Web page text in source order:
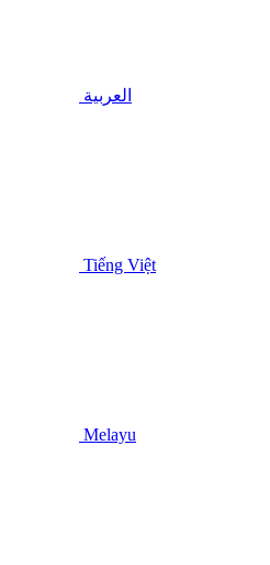
العربية
Tiếng Việt
Melayu